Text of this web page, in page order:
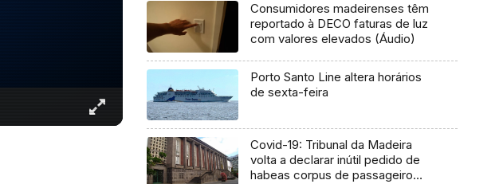
Consumidores madeirenses têm
reportado à DECO faturas de luz
com valores elevados (Áudio)
Porto Santo Line altera horários
de sexta-feira
Covid-19: Tribunal da Madeira
volta a declarar inútil pedido de
habeas corpus de passageiro